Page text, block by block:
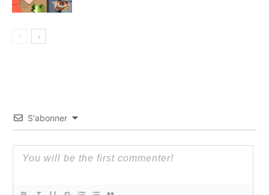
S'abonner